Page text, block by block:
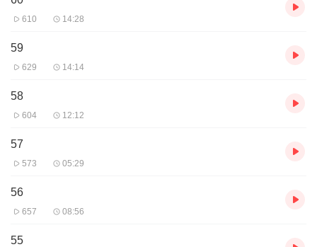
610 14:28
59
629 14:14
58
604 12:12
57
573 05:29
56
657 08:56
55